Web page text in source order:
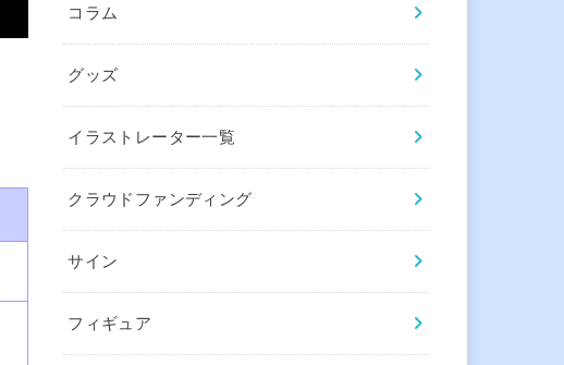
コラム
グッズ
イラストレーター一覧
クラウドファンディング
サイン
フィギュア